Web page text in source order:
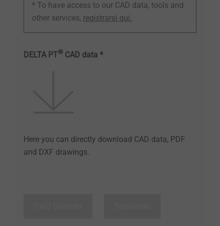
* To have access to our CAD data, tools and
other services, registrarsi qui.
DELTA PT® CAD data *
Here you can directly download CAD data, PDF
and DXF drawings.